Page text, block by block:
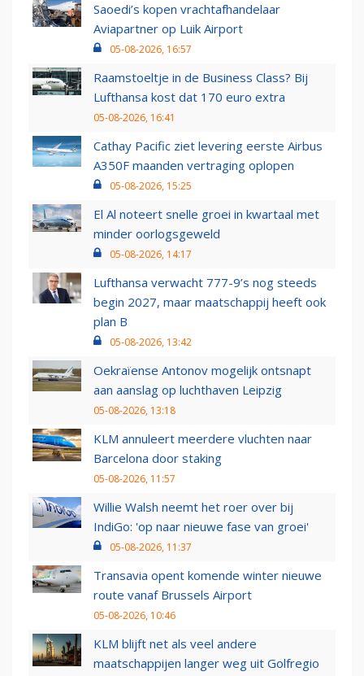
Saoedi’s kopen vrachtafhandelaar
Aviapartner op Luik Airport
05-08-2026, 16:57
Raamstoeltje in de Business Class? Bij
Lufthansa kost dat 170 euro extra
05-08-2026, 16:41
Cathay Pacific ziet levering eerste Airbus
A350F maanden vertraging oplopen
05-08-2026, 15:25
El Al noteert snelle groei in kwartaal met
minder oorlogsgeweld
05-08-2026, 14:17
Lufthansa verwacht 777-9’s nog steeds
begin 2027, maar maatschappij heeft ook
plan B
05-08-2026, 13:42
Oekraïense Antonov mogelijk ontsnapt
aan aanslag op luchthaven Leipzig
05-08-2026, 13:18
KLM annuleert meerdere vluchten naar
Barcelona door staking
05-08-2026, 11:57
Willie Walsh neemt het roer over bij
IndiGo: 'op naar nieuwe fase van groei'
05-08-2026, 11:37
Transavia opent komende winter nieuwe
route vanaf Brussels Airport
05-08-2026, 10:46
KLM blijft net als veel andere
maatschappijen langer weg uit Golfregio